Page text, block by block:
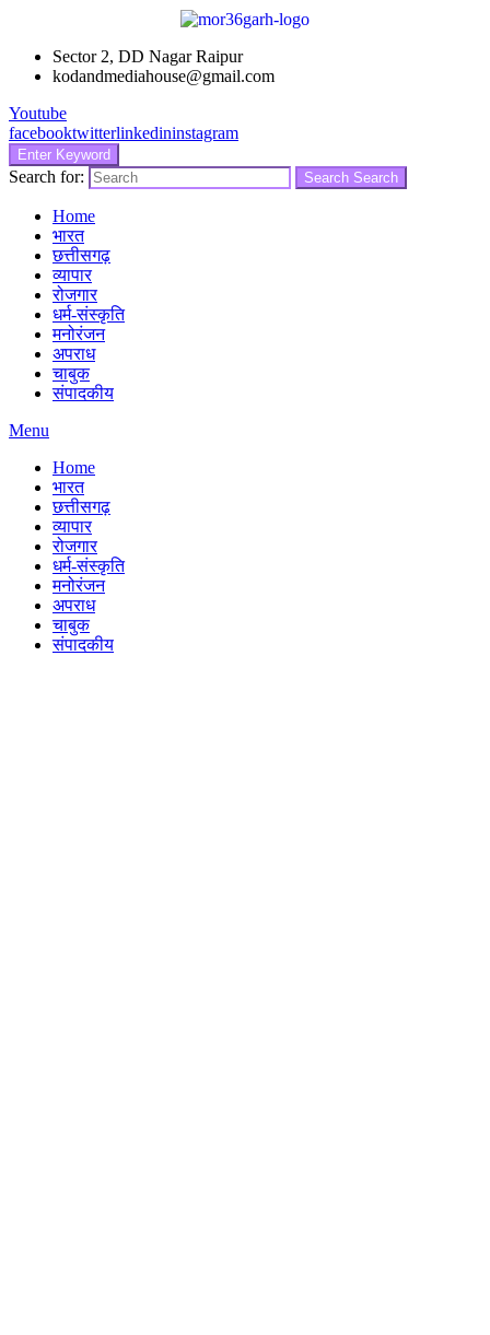
Sector 2, DD Nagar Raipur
kodandmediahouse@gmail.com
Youtube
facebooktwitterlinkedininstagram
Enter Keyword
Search for: Search Search
Home
भारत
छत्तीसगढ़
व्यापार
रोजगार
धर्म-संस्कृति
मनोरंजन
अपराध
चाबुक
संपादकीय
Menu
Home
भारत
छत्तीसगढ़
व्यापार
रोजगार
धर्म-संस्कृति
मनोरंजन
अपराध
चाबुक
संपादकीय